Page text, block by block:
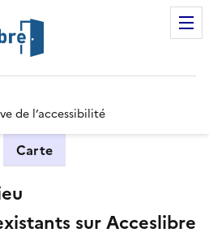
de l’accessibilité
Carte
sur Acceslibre